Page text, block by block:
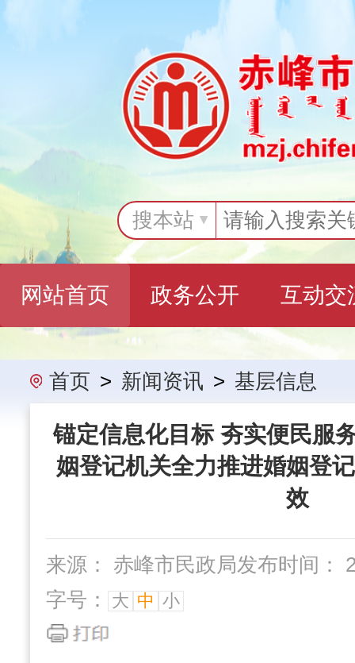
搜本站
网站首页 政务公开 互动交
办事指南 民政要闻 机构概
首页 > 新闻资讯 > 基层信息
锚定信息化目标 夯实便民服
姻登记机关全力推进婚姻登
效
来源： 赤峰市民政局发布时间：
字号：
大 中 小